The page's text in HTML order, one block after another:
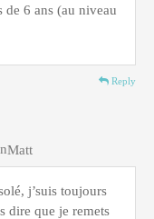
de 6 ans (au niveau
Reply
Matt
j’suis toujours
dire que je remets